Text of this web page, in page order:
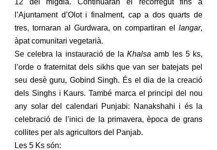
12 del migdia. Continuaran el recorregut fins a
l’Ajuntament d’Olot i finalment, cap a dos quarts de
tres, tornaran al Gurdwara, on compartiran el langar,
àpat comunitari vegetarià.
Se celebra la instauració de laKhalsa amb les 5 ks,
l’orde o fraternitat dels sikhs que van ser batejats pel
seu desè guru, Gobind Singh. És el dia de la creació
dels Singhs i Kaurs. També marca el principi del nou
any solar del calendari Punjabi: Nanakshahi i és la
celebració de l’inici de la primavera, època de grans
collites per als agricultors del Panjab.
Les 5 Ks són: